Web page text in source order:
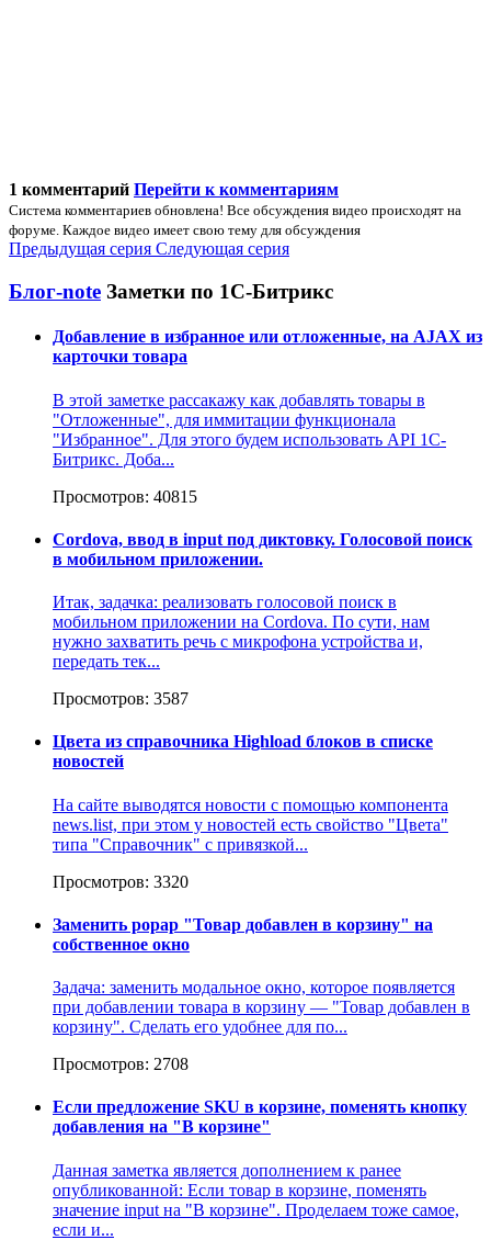
1 комментарий Перейти к комментариям
Система комментариев обновлена! Все обсуждения видео происходят на
форуме. Каждое видео имеет свою тему для обсуждения
Предыдущая серия Следующая серия
Блог-note Заметки по 1С-Битрикс
Добавление в избранное или отложенные, на AJAX из
карточки товара
В этой заметке рассакажу как добавлять товары в
"Отложенные", для иммитации функционала
"Избранное". Для этого будем использовать API 1С-
Битрикс. Доба...
Просмотров: 40815
Cordova, ввод в input под диктовку. Голосовой поиск
в мобильном приложении.
Итак, задачка: реализовать голосовой поиск в
мобильном приложении на Cordova. По сути, нам
нужно захватить речь с микрофона устройства и,
передать тек...
Просмотров: 3587
Цвета из справочника Highload блоков в списке
новостей
На сайте выводятся новости с помощью компонента
news.list, при этом у новостей есть свойство "Цвета"
типа "Cправочник" с привязкой...
Просмотров: 3320
Заменить popap "Товар добавлен в корзину" на
собственное окно
Задача: заменить модальное окно, которое появляется
при добавлении товара в корзину — "Товар добавлен в
корзину". Сделать его удобнее для по...
Просмотров: 2708
Если предложение SKU в корзине, поменять кнопку
добавления на "В корзине"
Данная заметка является дополнением к ранее
опубликованной: Если товар в корзине, поменять
значение input на "В корзине". Проделаем тоже самое,
если и...